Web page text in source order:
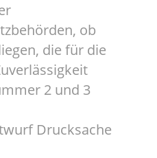
ob
die für die
2 und 3
Drucksache